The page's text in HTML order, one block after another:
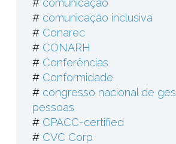
# comunicação inclusiva
# Conarec
# CONARH
# Conferências
# Conformidade
# congresso nacional de
pessoas
# CPACC-certified
# CVC Corp